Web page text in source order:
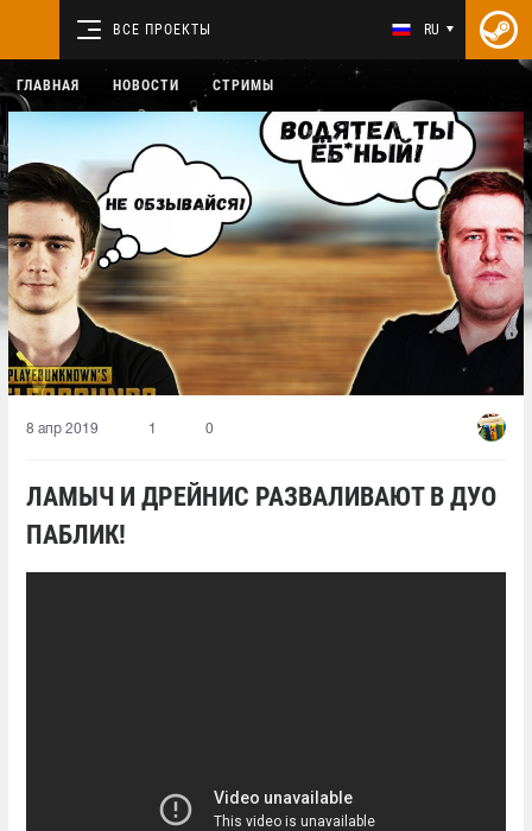
ВСЕ ПРОЕКТЫ RU
ГЛАВНАЯ НОВОСТИ СТРИМЫ
8 апр 2019 1 0
ЛАМЫЧ И ДРЕЙНИС РАЗВАЛИВАЮТ В ДУО
ПАБЛИК!